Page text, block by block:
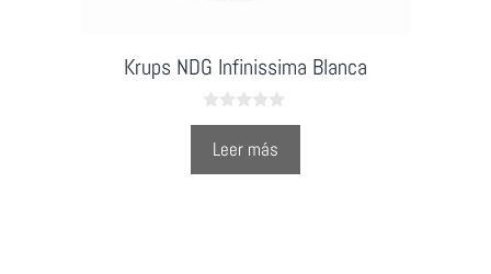
Krups NDG Infinissima Blanca
0
Leer más